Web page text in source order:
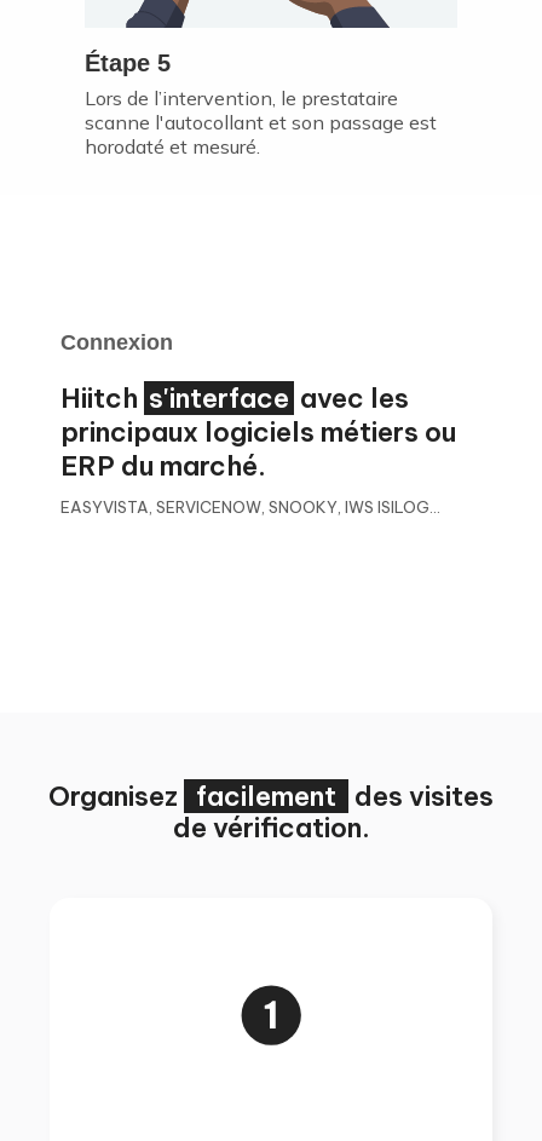
Étape 5
Lors de l’intervention, le prestataire
scanne l'autocollant et son passage est
horodaté et mesuré.
Connexion
Hiitch s'interface avec les
principaux logiciels métiers ou
ERP du marché.
EASYVISTA, SERVICENOW, SNOOKY, IWS ISILOG...
Organisez facilement
des visites
de vérification.